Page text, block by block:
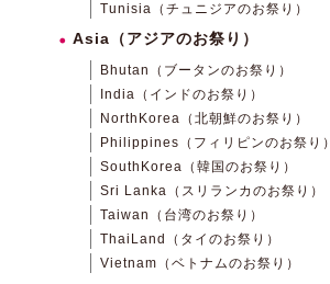
Tunisia（チュニジアのお祭り）
Asia（アジアのお祭り）
Bhutan（ブータンのお祭り）
India（インドのお祭り）
NorthKorea（北朝鮮のお祭り）
Philippines（フィリピンのお祭り）
SouthKorea（韓国のお祭り）
Sri Lanka（スリランカのお祭り）
Taiwan（台湾のお祭り）
ThaiLand（タイのお祭り）
Vietnam（ベトナムのお祭り）